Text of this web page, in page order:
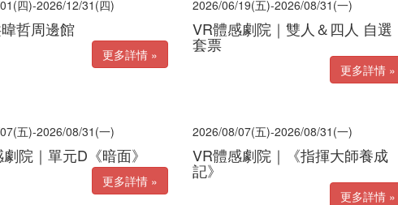
四)-2026/12/31(四)
哲周邊館
更多詳情 »
2026/06/19(五)-2026/08/31(一)
VR體感劇院｜雙人＆四人 自選
套票
更多詳情 »
五)-2026/08/31(一)
院｜單元D《暗面》
更多詳情 »
2026/08/07(五)-2026/08/31(一)
VR體感劇院｜《指揮大師養成
記》
更多詳情 »